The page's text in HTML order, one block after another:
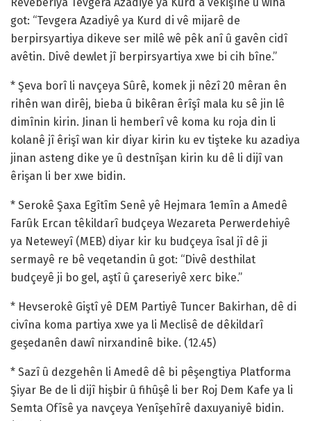
Rêveberiya Tevgera Azadiyê ya Kurd a vekişînê û wiha
got: “Tevgera Azadiyê ya Kurd di vê mijarê de
berpirsyartiya dikeve ser milê wê pêk anî û gavên cidî
avêtin. Divê dewlet jî berpirsyartiya xwe bi cih bîne.”
* Şeva borî li navçeya Sûrê, komek ji nêzî 20 mêran ên
rihên wan dirêj, bieba û bikêran êrîşî mala ku sê jin lê
dimînin kirin. Jinan li hemberî vê koma ku roja din li
kolanê jî êrişî wan kir diyar kirin ku ev tişteke ku azadiya
jinan asteng dike ye û destnîşan kirin ku dê li dijî van
êrişan li ber xwe bidin.
* Serokê Şaxa Egîtîm Senê yê Hejmara 1emîn a Amedê
Farûk Ercan têkildarî budçeya Wezareta Perwerdehiyê
ya Neteweyî (MEB) diyar kir ku budçeya îsal jî dê ji
sermayê re bê veqetandin û got: “Divê desthilat
budçeyê ji bo gel, aştî û çareseriyê xerc bike.”
* Hevserokê Giştî yê DEM Partiyê Tuncer Bakirhan, dê di
civîna koma partiya xwe ya li Meclisê de dêkildarî
geşedanên dawî nirxandinê bike. (12.45)
* Sazî û dezgehên li Amedê dê bi pêşengtiya Platforma
Şiyar Be de li dijî hişbir û fihûşê li ber Roj Dem Kafe ya li
Semta Ofîsê ya navçeya Yenîşehîrê daxuyaniyê bidin.